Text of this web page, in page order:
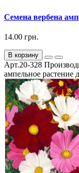
Семена вербена
14.00 грн.
В корзину
Арт.20-328
ампельное растение